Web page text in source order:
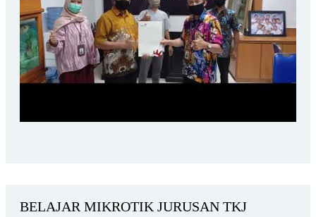
BELAJAR MIKROTIK JURUSAN TKJ